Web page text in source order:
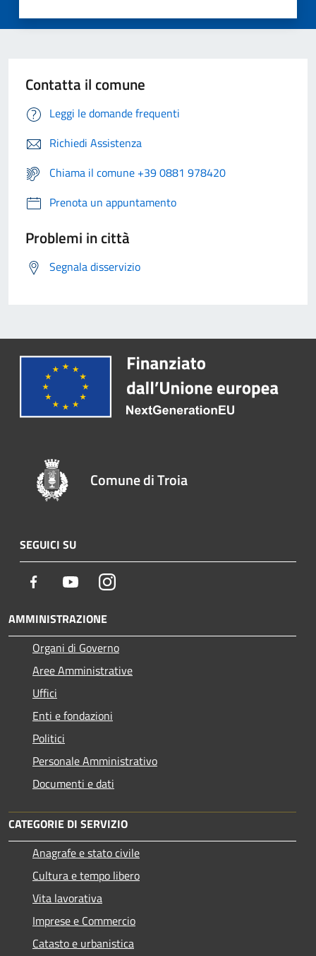
Contatta il comune
Leggi le domande frequenti
Richiedi Assistenza
Chiama il comune +39 0881 978420
Prenota un appuntamento
Problemi in città
Segnala disservizio
Comune di Troia
SEGUICI SU
Facebook YoutubeInstagram
AMMINISTRAZIONE
Organi di Governo
Aree Amministrative
Uffici
Enti e fondazioni
Politici
Personale Amministrativo
Documenti e dati
CATEGORIE DI SERVIZIO
Anagrafe e stato civile
Cultura e tempo libero
Vita lavorativa
Imprese e Commercio
Catasto e urbanistica